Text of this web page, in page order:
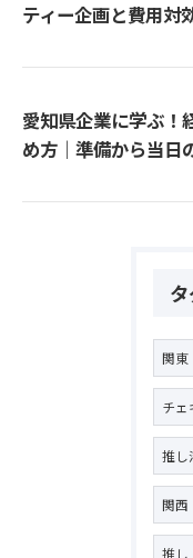
ティー企画と費用対
愛知県企業に学ぶ！
め方｜準備から当日
関東
チェ
推し
関西
推し